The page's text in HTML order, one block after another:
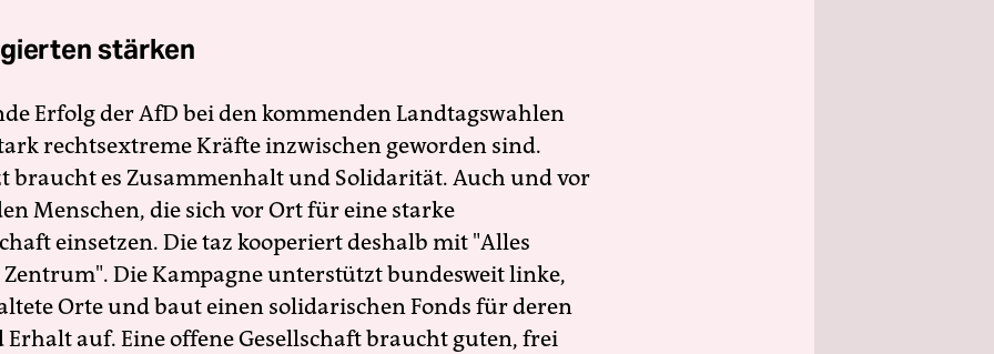
stärken
Erfolg der AfD bei den kommenden Landtagswahlen
rechtsextreme Kräfte inzwischen geworden sind.
braucht es Zusammenhalt und Solidarität. Auch und vor
Menschen, die sich vor Ort für eine starke
einsetzen. Die taz kooperiert deshalb mit "Alles
Die Kampagne unterstützt bundesweit linke,
Orte und baut einen solidarischen Fonds für deren
Erhalt auf. Eine offene Gesellschaft braucht guten, frei